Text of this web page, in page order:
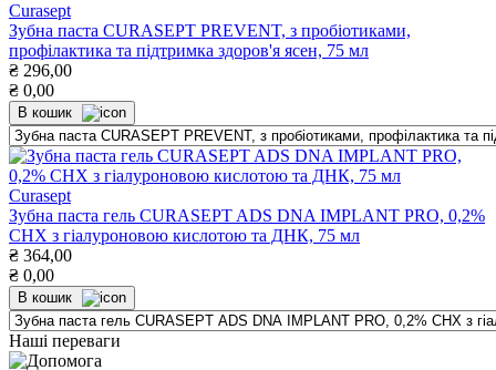
Curasept
Зубна паста CURASEPT PREVENT, з пробіотиками,
профілактика та підтримка здоров'я ясен, 75 мл
₴ 296,00
₴ 0,00
В кошик
Curasept
Зубна паста гель CURASEPT ADS DNA IMPLANT PRO, 0,2%
СНХ з гіалуроновою кислотою та ДНК, 75 мл
₴ 364,00
₴ 0,00
В кошик
Наші переваги